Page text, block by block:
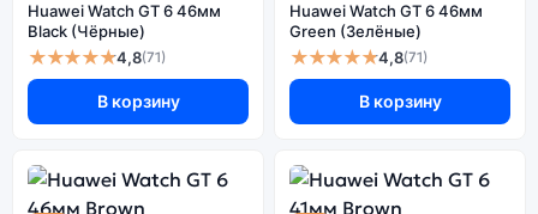
Huawei Watch GT 6 46мм
Black (Чёрные)
★★★★★4,8(71)
В корзину
Huawei Watch GT 6 46мм
Green (Зелёные)
★★★★★4,8(71)
В корзину